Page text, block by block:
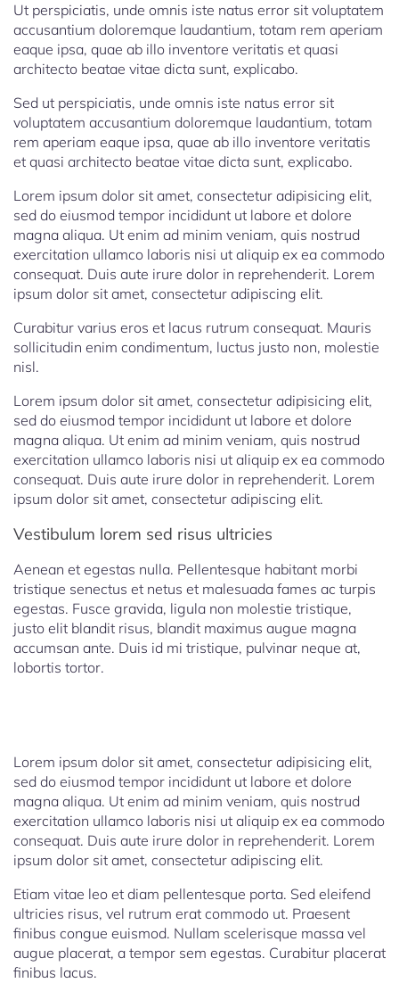
Ut perspiciatis, unde omnis iste natus error sit voluptatem
accusantium doloremque laudantium, totam rem aperiam
eaque ipsa, quae ab illo inventore veritatis et quasi
architecto beatae vitae dicta sunt, explicabo.
Sed ut perspiciatis, unde omnis iste natus error sit
voluptatem accusantium doloremque laudantium, totam
rem aperiam eaque ipsa, quae ab illo inventore veritatis
et quasi architecto beatae vitae dicta sunt, explicabo.
Lorem ipsum dolor sit amet, consectetur adipisicing elit,
sed do eiusmod tempor incididunt ut labore et dolore
magna aliqua. Ut enim ad minim veniam, quis nostrud
exercitation ullamco laboris nisi ut aliquip ex ea commodo
consequat. Duis aute irure dolor in reprehenderit. Lorem
ipsum dolor sit amet, consectetur adipiscing elit.
Curabitur varius eros et lacus rutrum consequat. Mauris
sollicitudin enim condimentum, luctus justo non, molestie
nisl.
Lorem ipsum dolor sit amet, consectetur adipisicing elit,
sed do eiusmod tempor incididunt ut labore et dolore
magna aliqua. Ut enim ad minim veniam, quis nostrud
exercitation ullamco laboris nisi ut aliquip ex ea commodo
consequat. Duis aute irure dolor in reprehenderit. Lorem
ipsum dolor sit amet, consectetur adipiscing elit.
Vestibulum lorem sed risus ultricies
Aenean et egestas nulla. Pellentesque habitant morbi
tristique senectus et netus et malesuada fames ac turpis
egestas. Fusce gravida, ligula non molestie tristique,
justo elit blandit risus, blandit maximus augue magna
accumsan ante. Duis id mi tristique, pulvinar neque at,
lobortis tortor.
Lorem ipsum dolor sit amet, consectetur adipisicing elit,
sed do eiusmod tempor incididunt ut labore et dolore
magna aliqua. Ut enim ad minim veniam, quis nostrud
exercitation ullamco laboris nisi ut aliquip ex ea commodo
consequat. Duis aute irure dolor in reprehenderit. Lorem
ipsum dolor sit amet, consectetur adipiscing elit.
Etiam vitae leo et diam pellentesque porta. Sed eleifend
ultricies risus, vel rutrum erat commodo ut. Praesent
finibus congue euismod. Nullam scelerisque massa vel
augue placerat, a tempor sem egestas. Curabitur placerat
finibus lacus.